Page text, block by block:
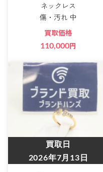
ネックレス
傷・汚れ 中
買取価格
110,000円
買取日
2026年7月13日